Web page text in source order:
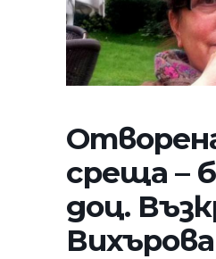
среща –
доц.
Вихърова